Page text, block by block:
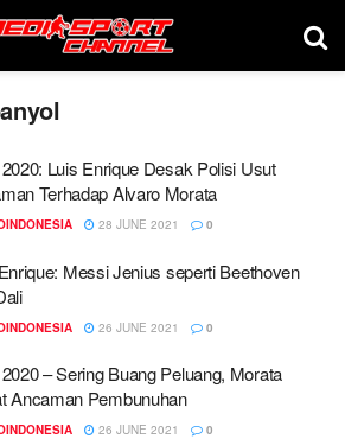
Luis Enrique Desak Polisi Usut
Terhadap Alvaro Morata
28 JUNE 2021 0
Messi Jenius seperti Beethoven
26 JUNE 2021 0
– Sering Buang Peluang, Morata
Ancaman Pembunuhan
26 JUNE 2021 0